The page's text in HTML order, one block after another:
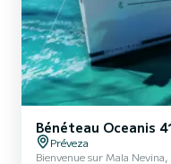
Bénéteau Oceanis
Préveza
Bienvenue sur Mala